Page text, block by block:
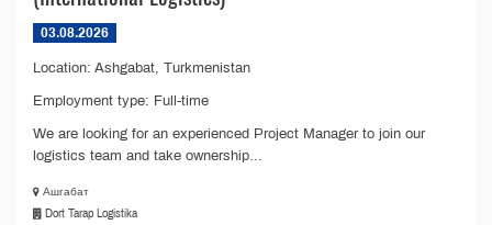
03.08.2026
Location: Ashgabat, Turkmenistan
Employment type: Full-time
We are looking for an experienced Project Manager to join our
logistics team and take ownership...
Ашгабат
Dort Tarap Logistika